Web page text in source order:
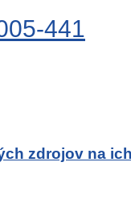
441
zdrojov na